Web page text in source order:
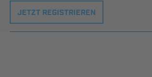
JETZT REGISTRIEREN